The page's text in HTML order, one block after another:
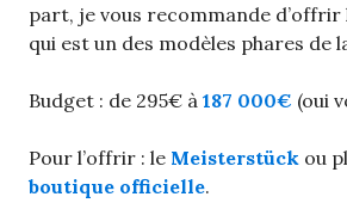
part, je vous recommande
qui est un des modèles phares de
Budget : de 295€ à 187 000€ (oui
Pour l’offrir : le Meisterstück ou
boutique officielle.